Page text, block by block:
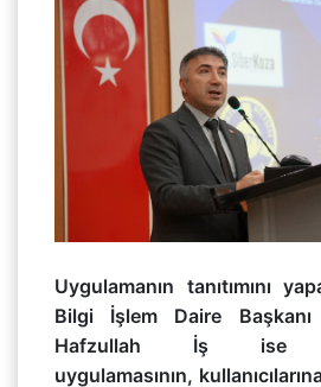
Uygulamanın tanıtımını
Bilgi İşlem Daire
Hafzullah İş ise
uygulamasının,